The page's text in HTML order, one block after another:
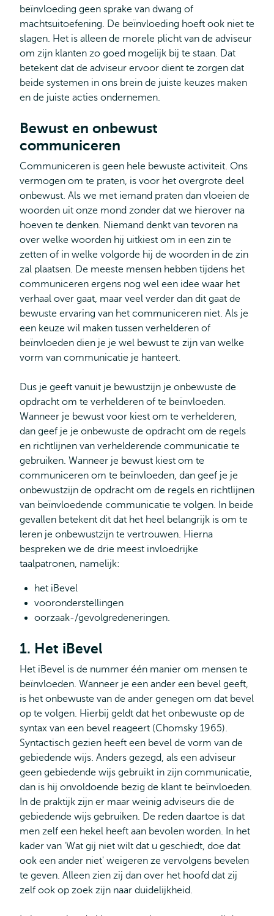
beïnvloeding geen sprake van dwang of
machtsuitoefening. De beïnvloeding hoeft ook niet te
slagen. Het is alleen de morele plicht van de adviseur
om zijn klanten zo goed mogelijk bij te staan. Dat
betekent dat de adviseur ervoor dient te zorgen dat
beide systemen in ons brein de juiste keuzes maken
en de juiste acties ondernemen.
Bewust en onbewust
communiceren
Communiceren is geen hele bewuste activiteit. Ons
vermogen om te praten, is voor het overgrote deel
onbewust. Als we met iemand praten dan vloeien de
woorden uit onze mond zonder dat we hierover na
hoeven te denken. Niemand denkt van tevoren na
over welke woorden hij uitkiest om in een zin te
zetten of in welke volgorde hij de woorden in de zin
zal plaatsen. De meeste mensen hebben tijdens het
communiceren ergens nog wel een idee waar het
verhaal over gaat, maar veel verder dan dit gaat de
bewuste ervaring van het communiceren niet. Als je
een keuze wil maken tussen verhelderen of
beïnvloeden dien je je wel bewust te zijn van welke
vorm van communicatie je hanteert.
Dus je geeft vanuit je bewustzijn je onbewuste de
opdracht om te verhelderen of te beïnvloeden.
Wanneer je bewust voor kiest om te verhelderen,
dan geef je je onbewuste de opdracht om de regels
en richtlijnen van verhelderende communicatie te
gebruiken. Wanneer je bewust kiest om te
communiceren om te beïnvloeden, dan geef je je
onbewustzijn de opdracht om de regels en richtlijnen
van beïnvloedende communicatie te volgen. In beide
gevallen betekent dit dat het heel belangrijk is om te
leren je onbewustzijn te vertrouwen. Hierna
bespreken we de drie meest invloedrijke
taalpatronen, namelijk:
het iBevel
vooronderstellingen
oorzaak-/gevolgredeneringen.
1. Het iBevel
Het iBevel is de nummer één manier om mensen te
beïnvloeden. Wanneer je een ander een bevel geeft,
is het onbewuste van de ander genegen om dat bevel
op te volgen. Hierbij geldt dat het onbewuste op de
syntax van een bevel reageert (Chomsky 1965).
Syntactisch gezien heeft een bevel de vorm van de
gebiedende wijs. Anders gezegd, als een adviseur
geen gebiedende wijs gebruikt in zijn communicatie,
dan is hij onvoldoende bezig de klant te beïnvloeden.
In de praktijk zijn er maar weinig adviseurs die de
gebiedende wijs gebruiken. De reden daartoe is dat
men zelf een hekel heeft aan bevolen worden. In het
kader van 'Wat gij niet wilt dat u geschiedt, doe dat
ook een ander niet' weigeren ze vervolgens bevelen
te geven. Alleen zien zij dan over het hoofd dat zij
zelf ook op zoek zijn naar duidelijkheid.